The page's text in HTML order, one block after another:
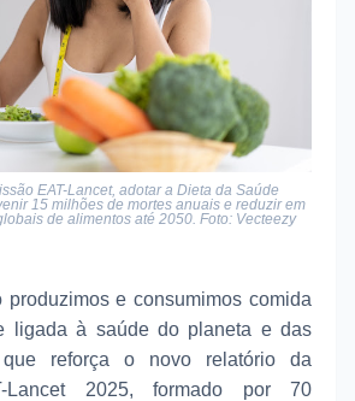
EAT-Lancet, adotar a Dieta da Saúde
15 milhões de mortes anuais e reduzir em
de alimentos até 2050. Foto: Vecteezy
produzimos e consumimos comida
ligada à saúde do planeta e das
reforça o novo relatório da
Lancet 2025, formado por 70